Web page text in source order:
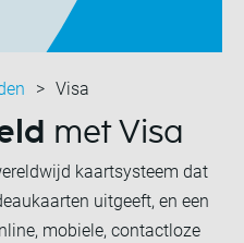
Visa
met Visa
kaartsysteem dat
uitgeeft, en een
mobiele, contactloze